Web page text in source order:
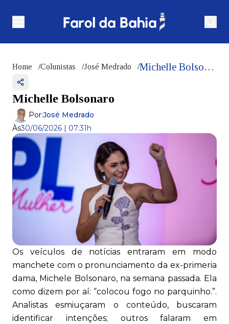
Home /Colunistas /José Medrado / Michelle Bolsonaro
Michelle Bolsonaro
Por:José Medrado
Às30/06/2026 | 07:31h
Os veículos de notícias entraram em modo
manchete com o pronunciamento da ex-primeria
dama, Michele Bolsonaro, na semana passada. Ela
como dizem por aí: “colocou fogo no parquinho.”.
Analistas esmiuçaram o conteúdo, buscaram
identificar intenções; outros falaram em